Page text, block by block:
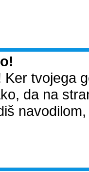
Ker tvojega
da na